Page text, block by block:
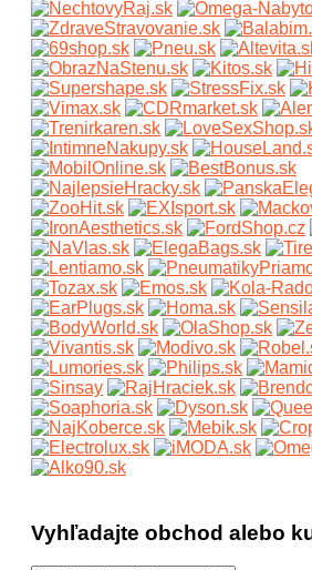
Vyhľadajte obchod alebo